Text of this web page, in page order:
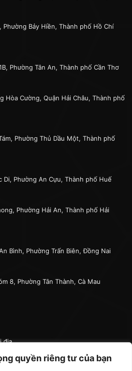
quyền riêng tư của bạn
Phường Bảy Hiền, Thành phố Hồ Chí
Phường Tân An, Thành phố Cần Thơ
Hòa Cường, Quận Hải Châu, Thành phố
Phường Thủ Dầu Một, Thành phố
Di, Phường An Cựu, Thành phố Huế
Phường Hải An, Thành phố Hải
Bình, Phường Trấn Biên, Đồng Nai
8, Phường Tân Thành, Cà Mau
địa
tế